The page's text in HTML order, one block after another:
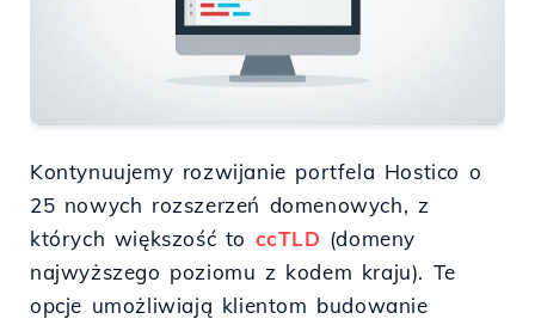
Kontynuujemy rozwijanie portfela Hostico o
25 nowych rozszerzeń domenowych, z
których większość to ccTLD (domeny
najwyższego poziomu z kodem kraju). Te
opcje umożliwiają klientom budowanie